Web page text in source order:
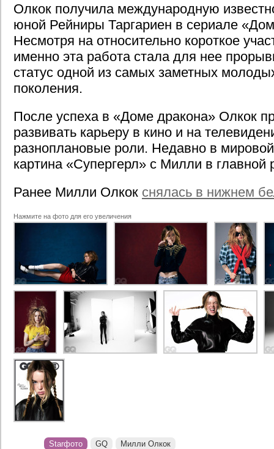
Олкок получила международную
юной Рейниры Таргариен в сериале
Несмотря на относительно короткое
именно эта работа стала для нее
статус одной из самых заметных
поколения.
После успеха в «Доме дракона» Олкок
развивать карьеру в кино и на
разноплановые роли. Недавно в
картина «Супергерл» с Милли в главной
Ранее Милли Олкок снялась в нижнем
Нажмите на фото для его увеличения
Starфото GQ Милли Олкок